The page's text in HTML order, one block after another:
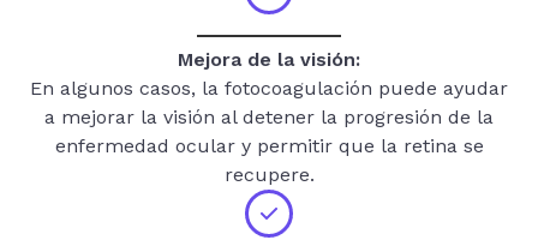
Mejora de la visión:
En algunos casos, la fotocoagulación puede ayudar
a mejorar la visión al detener la progresión de la
enfermedad ocular y permitir que la retina se
recupere.